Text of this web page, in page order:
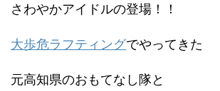
さわやかアイドルの登場！！
大歩危ラフティングでやってきた
元高知県のおもてなし隊と